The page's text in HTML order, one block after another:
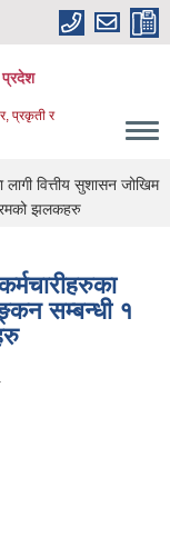
प्रदेश
प्रकृती र
वित्तीय सुशासन जोखिम
झलकहरु
सम्बन्धी १